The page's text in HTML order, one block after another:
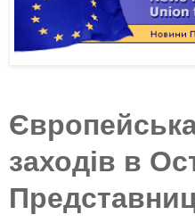
заходів в